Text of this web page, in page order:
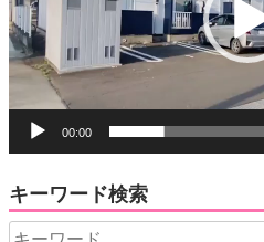
ヤ
ー
00:00
キーワード検索
Search